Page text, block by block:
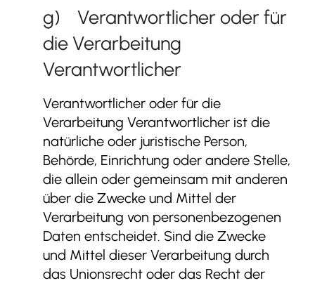
g) Verantwortlicher oder für
die Verarbeitung
Verantwortlicher
Verantwortlicher oder für die
Verarbeitung Verantwortlicher ist die
natürliche oder juristische Person,
Behörde, Einrichtung oder andere Stelle,
die allein oder gemeinsam mit anderen
über die Zwecke und Mittel der
Verarbeitung von personenbezogenen
Daten entscheidet. Sind die Zwecke
und Mittel dieser Verarbeitung durch
das Unionsrecht oder das Recht der